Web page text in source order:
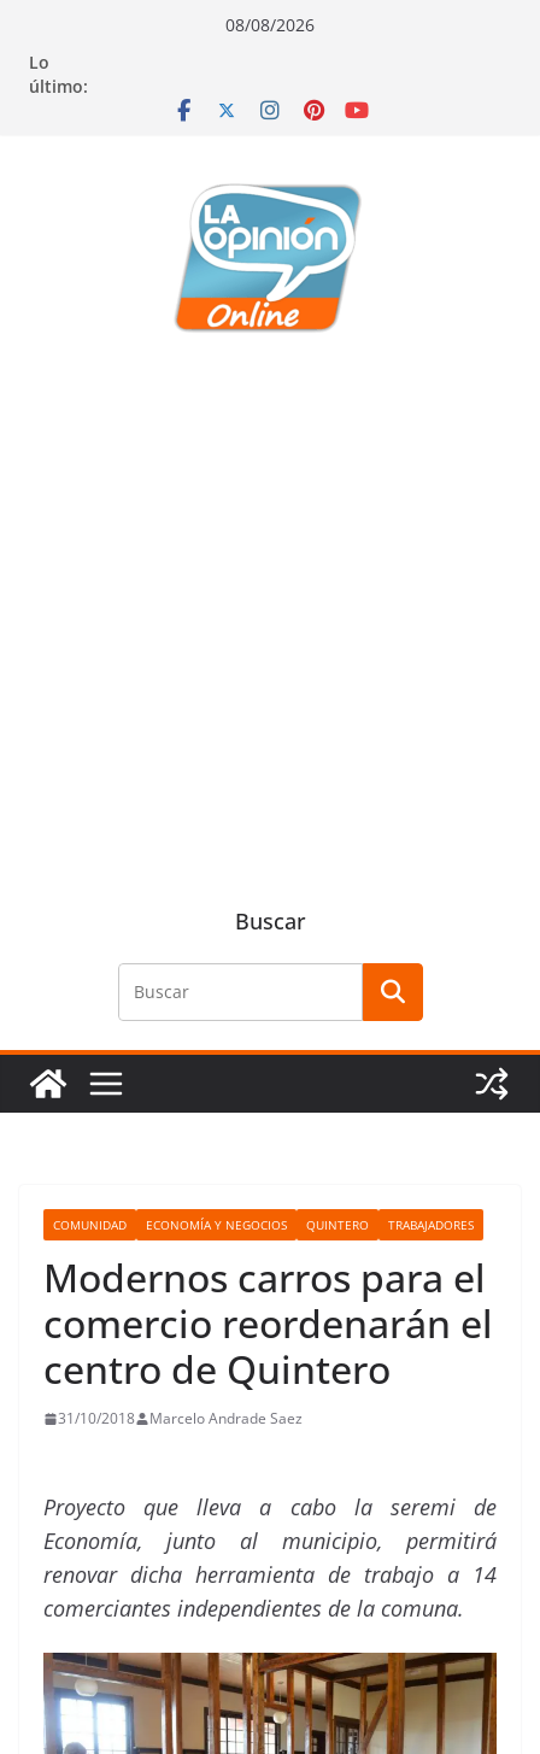
contenido
navegación
contenido
08/08/2026
Lo
último:
Buscar
COMUNIDAD ECONOMÍA Y NEGOCIOS QUINTERO TRABAJADORES
Modernos carros para el
comercio reordenarán el
centro de Quintero
31/10/2018 Marcelo Andrade Saez
Proyecto que lleva a cabo la seremi de
Economía, junto al municipio, permitirá
renovar dicha herramienta de trabajo a 14
comerciantes independientes de la comuna.